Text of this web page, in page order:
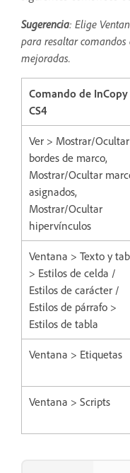
Sugerencia: Elige
para resaltar comandos
mejoradas.
Comando de InCopy
CS4
Ver > Mostrar/Ocultar
bordes de marco,
Mostrar/Ocultar
asignados,
Mostrar/Ocultar
hipervínculos
Ventana > Texto y
> Estilos de celda /
Estilos de carácter /
Estilos de párrafo >
Estilos de tabla
Ventana > Etiquetas
Ventana > Scripts